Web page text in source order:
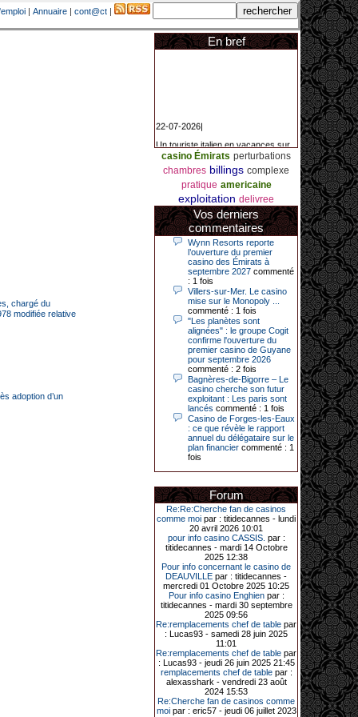
| Annuaire | cont@ct |
chargé du
modifiée relative
adoption d’un
En bref
la Côte d’Azur a remporté un
jackpot exceptionnel de 84.631
euros dans la nuit de samedi à
dimanche au Casino Barrière Le
Croisette à Cannes. Il s’agit d’un
nouveau record de gains de l’année
2026 pour cet établissement.
14-04-2026|
Dimanche 12 avril 2026, cette date
restera gravée dans la mémoire de
ce joueur du casino de Saint-Quay-
Portrieux (Côtes-d’Armor).
Ce quinquagénaire, habitant Plouha
mais souhaitant garder l’anonymat,
a eu l’énorme surprise de décrocher
un jackpot record de 82 426 €.
Le plus gros gain gagné depuis plus
de 20 ans dans l’établissement.
31-03-2026|
Série de jackpots au casino JOA de
Gujan-Mestras : ce mois de mars a
été fructueux pour quelques
une machine à sous pour une mise
initiale de 5,28 €. Puis quelques
jours plus tard, le vendredi 27 mars,
un joueur a décroché 12 086 euros
sur une autre machine à sous.
Enfin, troisième et dernier jackpot,
record cette fois-ci, le samedi 28
mars dernier. Quelque 111 322
euros ont été remportés sur la table
d’Ultimate Texas Hold’em Poker,
grâce à une mise de 5 euros sur la
case bonus et une quinte flush
royale. Ces gains ont été annoncés
dans un communiqué diffusé par le
casino ce lundi 30 mars en soirée.
11-01-2026|
Dimanche 11 janvier, en soirée, une
cliente retraitée de 78 ans, habitant
Trémuson, a eu l’énorme surprise
casino Émirats perturbations
chambres billings complexe
pratique americaine
exploitation delivree
Vos derniers
commentaires
Wynn Resorts reporte
l’ouverture du premier
casino des Émirats à
septembre 2027 commenté
: 1 fois
Villers-sur-Mer. Le casino
mise sur le Monopoly ...
commenté : 1 fois
"Les planètes sont
alignées" : le groupe Cogit
confirme l'ouverture du
premier casino de Guyane
pour septembre 2026
commenté : 2 fois
Bagnères-de-Bigorre – Le
casino cherche son futur
exploitant : Les paris sont
lancés commenté : 1 fois
Casino de Forges-les-Eaux
: ce que révèle le rapport
annuel du délégataire sur le
plan financier commenté : 1
fois
Forum
Re:Re:Cherche fan de casinos
comme moi par : titidecannes - lundi
20 avril 2026 10:01
pour info casino CASSIS. par :
titidecannes - mardi 14 Octobre
2025 12:38
Pour info concernant le casino de
DEAUVILLE par : titidecannes -
mercredi 01 Octobre 2025 10:25
Pour info casino Enghienpar :
titidecannes - mardi 30 septembre
2025 09:56
Re:remplacements chef de table par
: Lucas93 - samedi 28 juin 2025
11:01
Re:remplacements chef de table par
: Lucas93 - jeudi 26 juin 2025 21:45
remplacements chef de tablepar :
alexasshark - vendredi 23 août
2024 15:53
Re:Cherche fan de casinos comme
moipar : eric57 - jeudi 06 juillet 2023